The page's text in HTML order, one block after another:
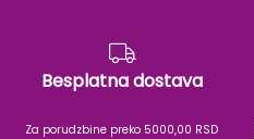
Besplatna dostava
Za porudzbine preko 5000,00 RSD